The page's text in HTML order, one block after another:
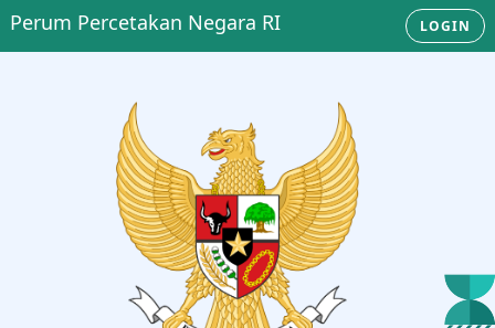
Perum Percetakan Negara RI LOGIN